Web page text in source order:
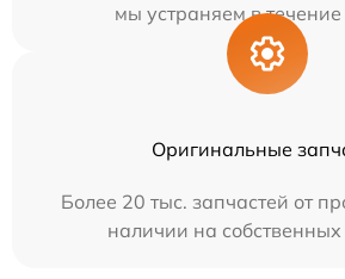
мы устраняем в течение
Оригинальные
Более 20 тыс. запчастей от
наличии на